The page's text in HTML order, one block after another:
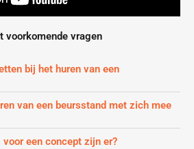
voorkomende vragen
bij het huren van een
van een beursstand met zich mee
een concept zijn er?